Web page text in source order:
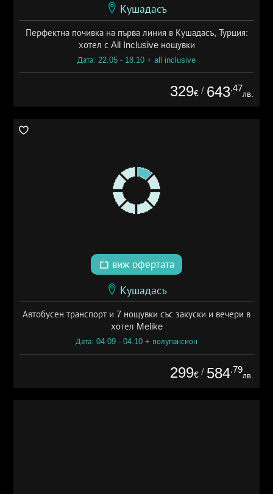
Кушадасъ
Перфектна почивка на първа линия в Кушадасъ, Турция:
хотел с All Inclusive нощувки
Дата: 22.05 - 18.10 + all inclusive
329€ / 643.47
лв.
виж офертата
Кушадасъ
Автобусен транспорт и 7 нощувки със закуски и вечери в
хотел Melike
Дата: 04.09 - 04.10 + полупансион
299€ / 584.79
лв.